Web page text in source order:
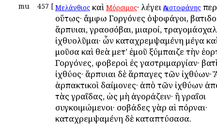
mu 457 [ Μελάνθιος καὶ Μόρσιμος· λέγει Ἀριστοφάνης
οὕτως· ἄμφω Γοργόνες ὀψοφάγοι,
ἅρπυιαι, γραοσόβαι, μιαροί,
ἰχθυολῦμαι· ὧν καταχρεμψαμένη μέγα
μοῦσα καὶ θεὰ μετ’ ἐμοῦ ξύμπαιζε τὴν
Γοργόνες, φοβεροὶ ἐς γαστριμαργίαν·
ἰχθύος· ἅρπυιαι δὲ ἅρπαγες τῶν ἰχθύων·
ἁρπακτικοὶ δαίμονες· ἀπὸ τῶν ἰχθύων
τὰς γραΐδας, ὡς μὴ ἀγοράζειν· ἢ γραΐσι
συγκοιμώμενοι· σοβάδες γὰρ αἱ πόρναι·
καταχρεμψαμένη δὲ καταπτύσασα.